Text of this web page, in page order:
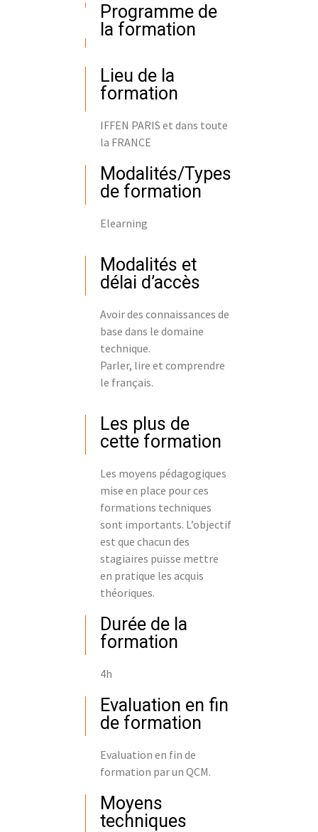
Programme de
la formation
Lieu de la
formation
IFFEN PARIS et dans toute
la FRANCE
Modalités/Types
de formation
Elearning
Modalités et
délai d’accès
Avoir des connaissances de
base dans le domaine
technique.
Parler, lire et comprendre
le français.
Les plus de
cette formation
Les moyens pédagogiques
mise en place pour ces
formations techniques
sont importants. L’objectif
est que chacun des
stagiaires puisse mettre
en pratique les acquis
théoriques.
Durée de la
formation
4h
Evaluation en fin
de formation
Evaluation en fin de
formation par un QCM.
Moyens
techniques